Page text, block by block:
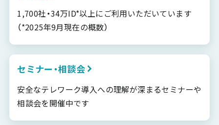
1,700社・34万ID*以上にご利用いただいています
（*2025年9月現在の概数）
セミナー・相談会
安全なテレワーク導入への理解が深まるセミナーや
相談会を開催中です